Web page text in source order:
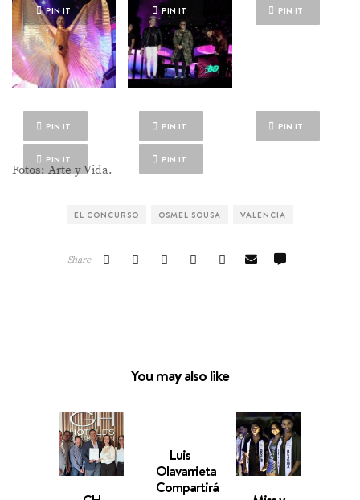
PIN IT PIN IT PIN IT
PIN IT PIN IT PIN IT
PIN IT PIN IT
Fotos: Arte y Vida.
EL CONCURSO OSMEL SOUSA VALENCIA
Share
You may also like
Luis
Olavarrieta
Compartirá